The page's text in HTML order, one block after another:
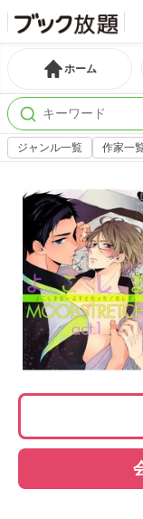
ホーム
ジャンル一覧 作家一